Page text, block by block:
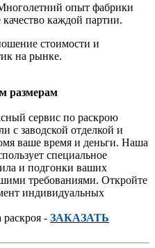
опыт фабрики
каждой партии.
стоимости и
на рынке.
размерам
сервис по раскрою
с заводской отделкой и
ваше время и деньги. Наша
специальное
и подгонки ваших
требованиями. Откройте
индивидуальных
раскроя - ЗАКАЗАТЬ